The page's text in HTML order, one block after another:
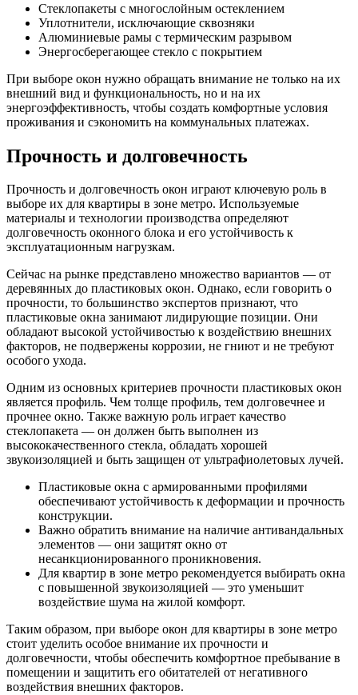
Стеклопакеты с многослойным остеклением
Уплотнители, исключающие сквозняки
Алюминиевые рамы с термическим разрывом
Энергосберегающее стекло с покрытием
При выборе окон нужно обращать внимание не только на их
внешний вид и функциональность, но и на их
энергоэффективность, чтобы создать комфортные условия
проживания и сэкономить на коммунальных платежах.
Прочность и долговечность
Прочность и долговечность окон играют ключевую роль в
выборе их для квартиры в зоне метро. Используемые
материалы и технологии производства определяют
долговечность оконного блока и его устойчивость к
эксплуатационным нагрузкам.
Сейчас на рынке представлено множество вариантов — от
деревянных до пластиковых окон. Однако, если говорить о
прочности, то большинство экспертов признают, что
пластиковые окна занимают лидирующие позиции. Они
обладают высокой устойчивостью к воздействию внешних
факторов, не подвержены коррозии, не гниют и не требуют
особого ухода.
Одним из основных критериев прочности пластиковых окон
является профиль. Чем толще профиль, тем долговечнее и
прочнее окно. Также важную роль играет качество
стеклопакета — он должен быть выполнен из
высококачественного стекла, обладать хорошей
звукоизоляцией и быть защищен от ультрафиолетовых лучей.
Пластиковые окна с армированными профилями
обеспечивают устойчивость к деформации и прочность
конструкции.
Важно обратить внимание на наличие антивандальных
элементов — они защитят окно от
несанкционированного проникновения.
Для квартир в зоне метро рекомендуется выбирать окна
с повышенной звукоизоляцией — это уменьшит
воздействие шума на жилой комфорт.
Таким образом, при выборе окон для квартиры в зоне метро
стоит уделить особое внимание их прочности и
долговечности, чтобы обеспечить комфортное пребывание в
помещении и защитить его обитателей от негативного
воздействия внешних факторов.